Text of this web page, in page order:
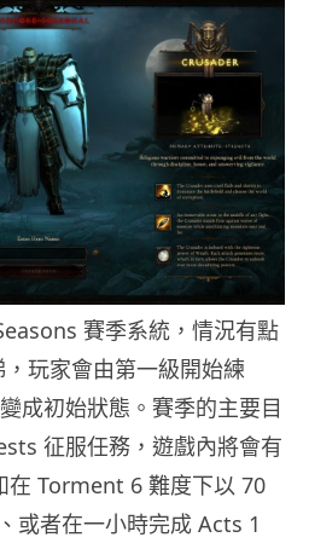
賽季系統，情況有點
玩家會由第一級開始練
成初始狀態。賽季的主要目
征服任務，遊戲內將會有
在 Torment 6 難度下以 70
或者在一小時完成 Acts 1